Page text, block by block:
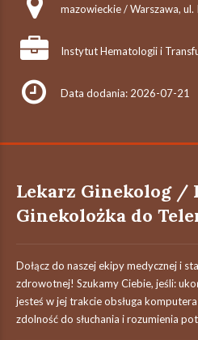
mazowieckie / Warszawa,
Instytut Hematologii i
Data dodania: 2026-07-21
Lekarz Ginekolog /
Ginekolożka do
Dołącz do naszej ekipy medycznej i
zdrowotnej! Szukamy Ciebie, jeśli:
jesteś w jej trakcie obsługa
zdolność do słuchania i rozumienia